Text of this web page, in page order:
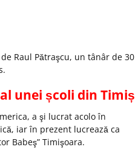
Raul Pătraşcu, un tânâr de 30
unei școli din Timiș
a şi lucrat acolo în
iar în prezent lucrează ca
Babeş” Timişoara.